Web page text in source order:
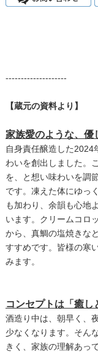
--------------------
【蔵元の資料より】
家族愛のような、優
自身責任醸造した2024
わいを創出しました。
を、と想い味わいを調
です。凍えた体にゆっ
も加わり、余韻も心地
います。クリームコロ
から、真鯛の塩焼きな
すすめです。皆様の寒
みます。
コンセプトは「癒
酒造り中は、朝早く、
少なくなります。そん
きく、家族の理解あっ